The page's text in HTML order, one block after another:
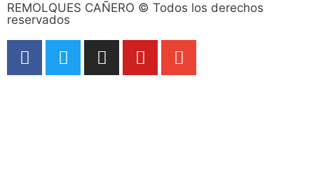
REMOLQUES CAÑERO © Todos los derechos
reservados